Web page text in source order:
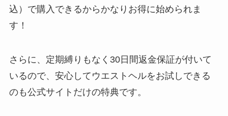
込）で購入できるからかなりお得に始められま
す！
さらに、定期縛りもなく30日間返金保証が付いて
いるので、安心してウエストヘルをお試しできる
のも公式サイトだけの特典です。